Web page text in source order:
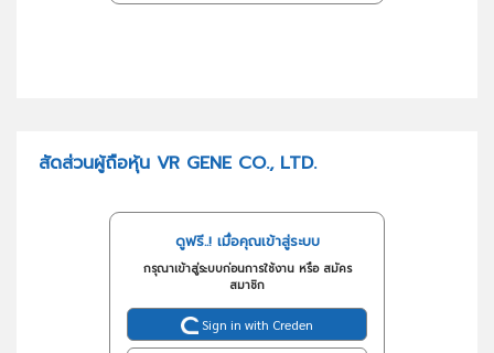
สัดส่วนผู้ถือหุ้น VR GENE CO., LTD.
ดูฟรี..! เมื่อคุณเข้าสู่ระบบ
กรุณาเข้าสู่ระบบก่อนการใช้งาน หรือ สมัคร
สมาชิก
Sign in with Creden